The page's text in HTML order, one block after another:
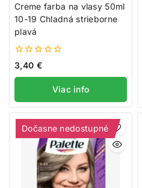
Creme farba na vlasy 50ml
10-19 Chladná strieborne
plavá
0
z
5
3,40 €
Viac info
Dočasne nedostupné